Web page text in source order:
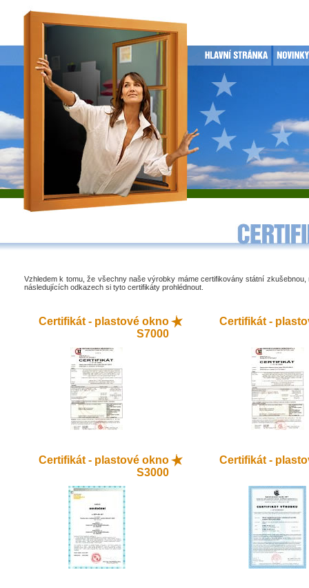
Vzhledem k tomu, že všechny naše výrobky máme certifikovány státní zkušebnou,
následujících odkazech si tyto certifikáty prohlédnout.
Certifikát - plastové okno
S7000
Certifikát -
Certifikát - plastové okno
S3000
Certifikát -